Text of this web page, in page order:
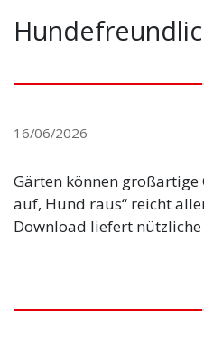
16/06/2026
Gärten können
auf, Hund raus“ reicht
Download liefert